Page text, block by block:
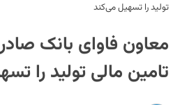
تولید را تسهیل می‌کند
معاون فاوای بانک
تامین مالی تولید را